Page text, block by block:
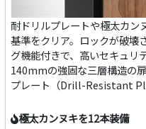
耐ドリルプレートや極太カン
基準をクリア。ロックが破壊
グ機能付きで、高いセキュリ
140mmの強固な三層構造の
プレート（Drill-Resistant
極太カンヌキを12本装備